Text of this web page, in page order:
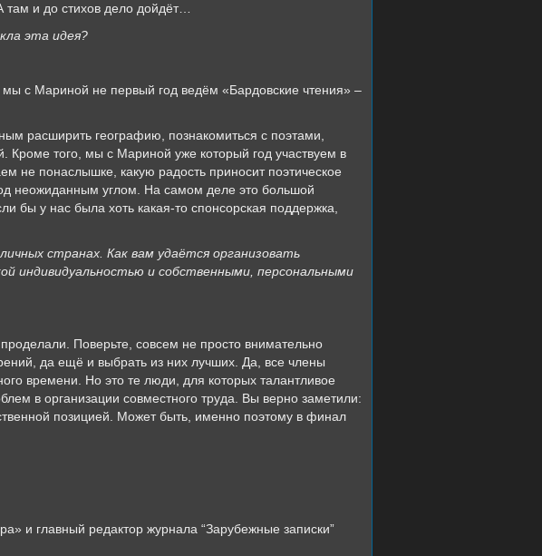
там и до стихов дело дойдёт…
эта идея?
мы с Мариной не первый год ведём «Бардовские чтения» –
расширить географию, познакомиться с поэтами,
Кроме того, мы с Мариной уже который год участвуем в
не понаслышке, какую радость приносит поэтическое
неожиданным углом. На самом деле это большой
бы у нас была хоть какая-то спонсорская поддержка,
странах. Как вам удаётся организовать
индивидуальностью и собственными, персональными
Поверьте, совсем не просто внимательно
да ещё и выбрать из них лучших. Да, все члены
времени. Но это те люди, для которых талантливое
в организации совместного труда. Вы верно заметили:
позицией. Может быть, именно поэтому в финал
и главный редактор журнала “Зарубежные записки”